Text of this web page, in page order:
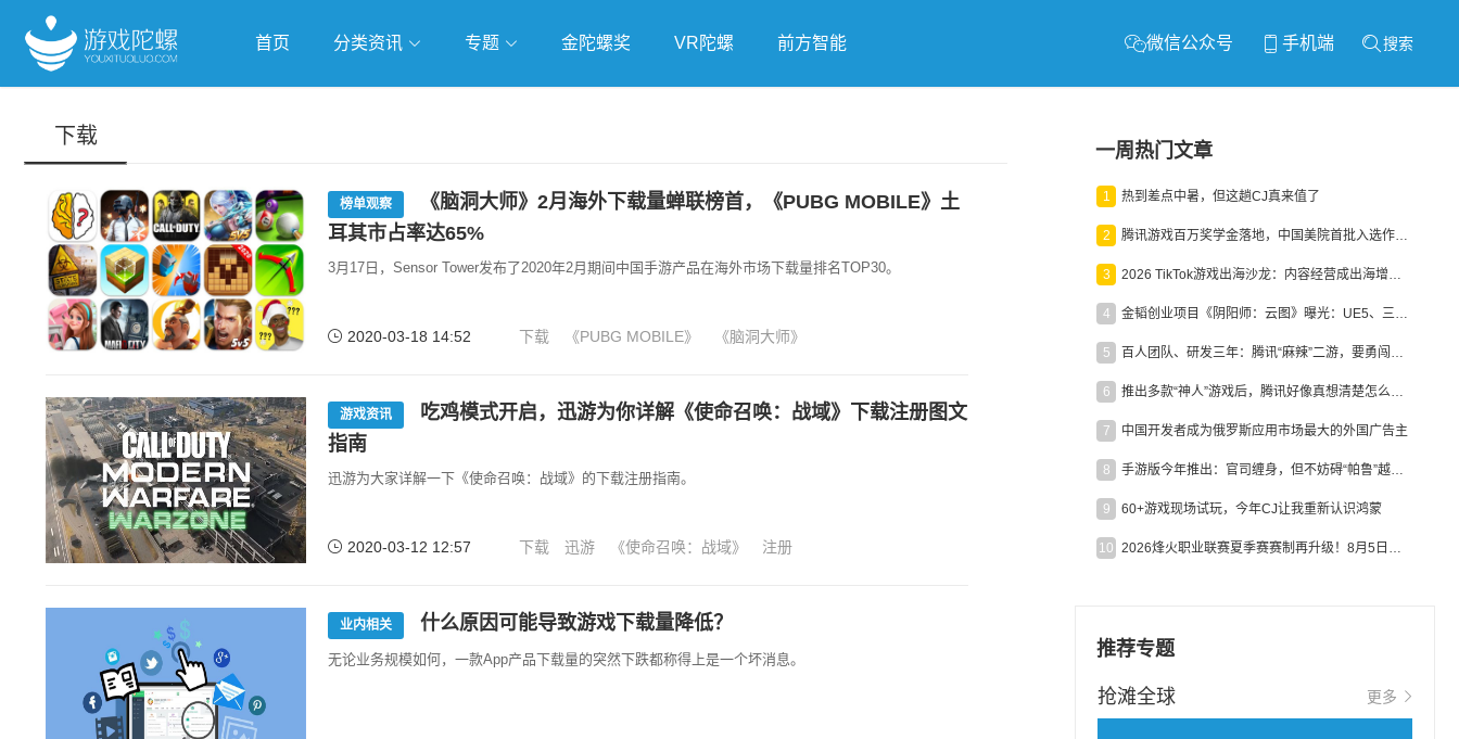
首页 分类资讯 专题 金陀螺奖 VR陀螺 前方智能 微信公众号 手机端 搜索
下载
榜单观察
《脑洞大师》2月海外下载量蝉联榜首，《PUBG MOBILE》土
耳其市占率达65%
3月17日，Sensor Tower发布了2020年2月期间中国手游产品在海外市场下载量排名TOP30。
2020-03-18 14:52 下载 《PUBG MOBILE》 《脑洞大师》
游戏资讯
吃鸡模式开启，迅游为你详解《使命召唤：战域》下载注册图文
指南
迅游为大家详解一下《使命召唤：战域》的下载注册指南。
2020-03-12 12:57 下载 迅游 《使命召唤：战域》 注册
业内相关 什么原因可能导致游戏下载量降低？
无论业务规模如何，一款App产品下载量的突然下跌都称得上是一个坏消息。
一周热门文章
1 热到差点中暑，但这趟CJ真来值了
2 腾讯游戏百万奖学金落地，中国美院首批入选作品获业内关注
3 2026 TikTok游戏出海沙龙：内容经营成出海增长新引擎
4 金韬创业项目《阴阳师：云图》曝光：UE5、三端互通、ARPG
5 百人团队、研发三年：腾讯“麻辣”二游，要勇闯男性恋爱市场
6 推出多款“神人”游戏后，腾讯好像真想清楚怎么做二次元了
7 中国开发者成为俄罗斯应用市场最大的外国广告主
8 手游版今年推出：官司缠身，但不妨碍“帕鲁”越来越火
9 60+游戏现场试玩，今年CJ让我重新认识鸿蒙
10 2026烽火职业联赛夏季赛赛制再升级！8月5日起24支战队集结开战！
推荐专题
抢滩全球 更多